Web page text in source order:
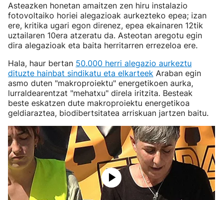
Asteazken honetan amaitzen zen hiru instalazio
fotovoltaiko horiei alegazioak aurkezteko epea; izan
ere, kritika ugari egon direnez, epea ekainaren 12tik
uztailaren 10era atzeratu da. Asteotan aregotu egin
dira alegazioak eta baita herritarren errezeloa ere.
Hala, haur bertan 50.000 herri alegazio aurkeztu
dituzte hainbat sindikatu eta elkarteek Araban egin
asmo duten "makroproiektu" energetikoen aurka,
lurraldearentzat "mehatxu" direla iritzita. Besteak
beste eskatzen dute makroproiektu energetikoa
geldiaraztea, biodibertsitatea arriskuan jartzen baitu.